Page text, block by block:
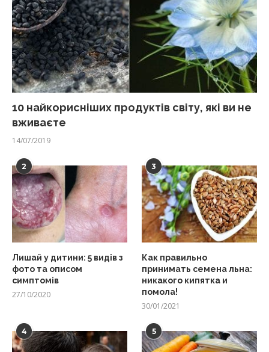
10 найкорисніших продуктів світу, які ви не
вживаєте
14/07/2019
2
Лишай у дитини: 5 видів з
фото та описом
симптомів
27/10/2020
3
Как правильно
принимать семена льна:
никакого кипятка и
помола!
30/01/2021
4 5